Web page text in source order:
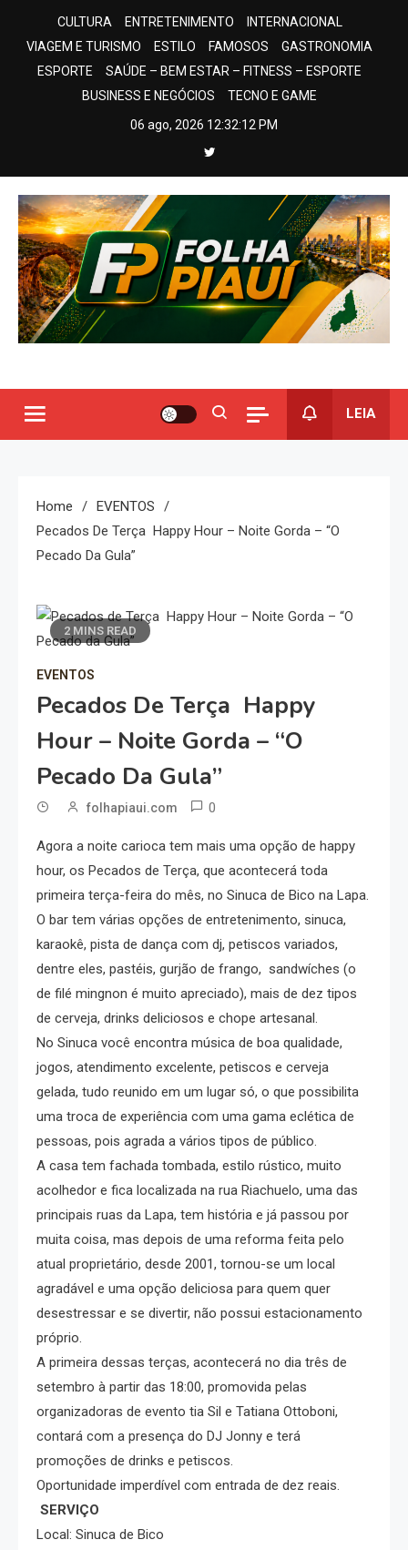
CULTURA ENTRETENIMENTO
INTERNACIONAL
VIAGEM E TURISMO
ESTILO FAMOSOS
GASTRONOMIA
ESPORTE
SAÚDE – BEM ESTAR – FITNESS – ESPORTE
BUSINESS E NEGÓCIOS
TECNO E GAME
06 ago, 2026 12:32:12 PM
LEIA
Home
EVENTOS
Pecados De Terça Happy Hour – Noite Gorda – “O
Pecado Da Gula”
2 MINS READ
EVENTOS
Pecados De Terça Happy
Hour – Noite Gorda – “O
Pecado Da Gula”
folhapiaui.com 0
Agora a noite carioca tem mais uma opção de happy
hour, os Pecados de Terça, que acontecerá toda
primeira terça-feira do mês, no Sinuca de Bico na Lapa.
O bar tem várias opções de entretenimento, sinuca,
karaokê, pista de dança com dj, petiscos variados,
dentre eles, pastéis, gurjão de frango, sandwíches (o
de filé mingnon é muito apreciado), mais de dez tipos
de cerveja, drinks deliciosos e chope artesanal.
No Sinuca você encontra música de boa qualidade,
jogos, atendimento excelente, petiscos e cerveja
gelada, tudo reunido em um lugar só, o que possibilita
uma troca de experiência com uma gama eclética de
pessoas, pois agrada a vários tipos de público.
A casa tem fachada tombada, estilo rústico, muito
acolhedor e fica localizada na rua Riachuelo, uma das
principais ruas da Lapa, tem história e já passou por
muita coisa, mas depois de uma reforma feita pelo
atual proprietário, desde 2001, tornou-se um local
agradável e uma opção deliciosa para quem quer
desestressar e se divertir, não possui estacionamento
próprio.
A primeira dessas terças, acontecerá no dia três de
setembro à partir das 18:00, promovida pelas
organizadoras de evento tia Sil e Tatiana Ottoboni,
contará com a presença do DJ Jonny e terá
promoções de drinks e petiscos.
Oportunidade imperdível com entrada de dez reais.
SERVIÇO
Local: Sinuca de Bico